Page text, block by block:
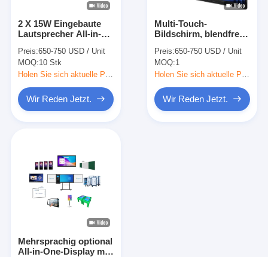
Touch Screen Kiosk
Digitale Beschilderung
Digitale Werbebildschirme
tragbarer Smart-Screen
2 X 15W Eingebaute
Lautsprecher All-in-
Monitor mit
bildungsfokussiertem
Design und
interaktiven
Funktionen
Preis:650-750 USD / Unit
MOQ:10 Stk
Wir Reden Jetzt.
Multi-Touch-
Bildschirm, blendfrei,
digital, interaktiv,
Smart Board, 55, 65,
75 Zoll, interaktives
Flachpanel
Preis:650-750 USD / Unit
MOQ:1
Wir Reden Jetzt.
Mehrsprachig optional
All-in-One-Display mit